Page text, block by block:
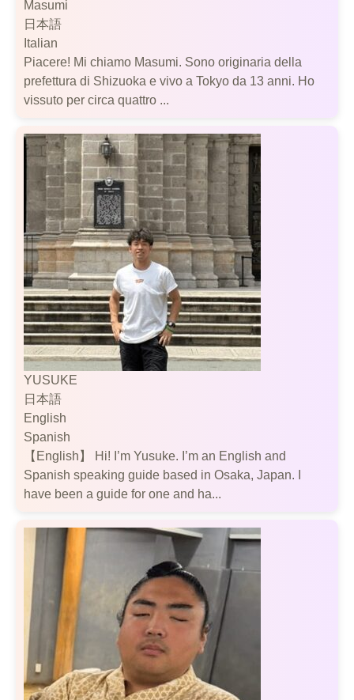
Masumi
日本語
Italian
Piacere! Mi chiamo Masumi. Sono originaria della
prefettura di Shizuoka e vivo a Tokyo da 13 anni. Ho
vissuto per circa quattro ...
YUSUKE
日本語
English
Spanish
【English】 Hi! I’m Yusuke. I’m an English and
Spanish speaking guide based in Osaka, Japan. I
have been a guide for one and ha...